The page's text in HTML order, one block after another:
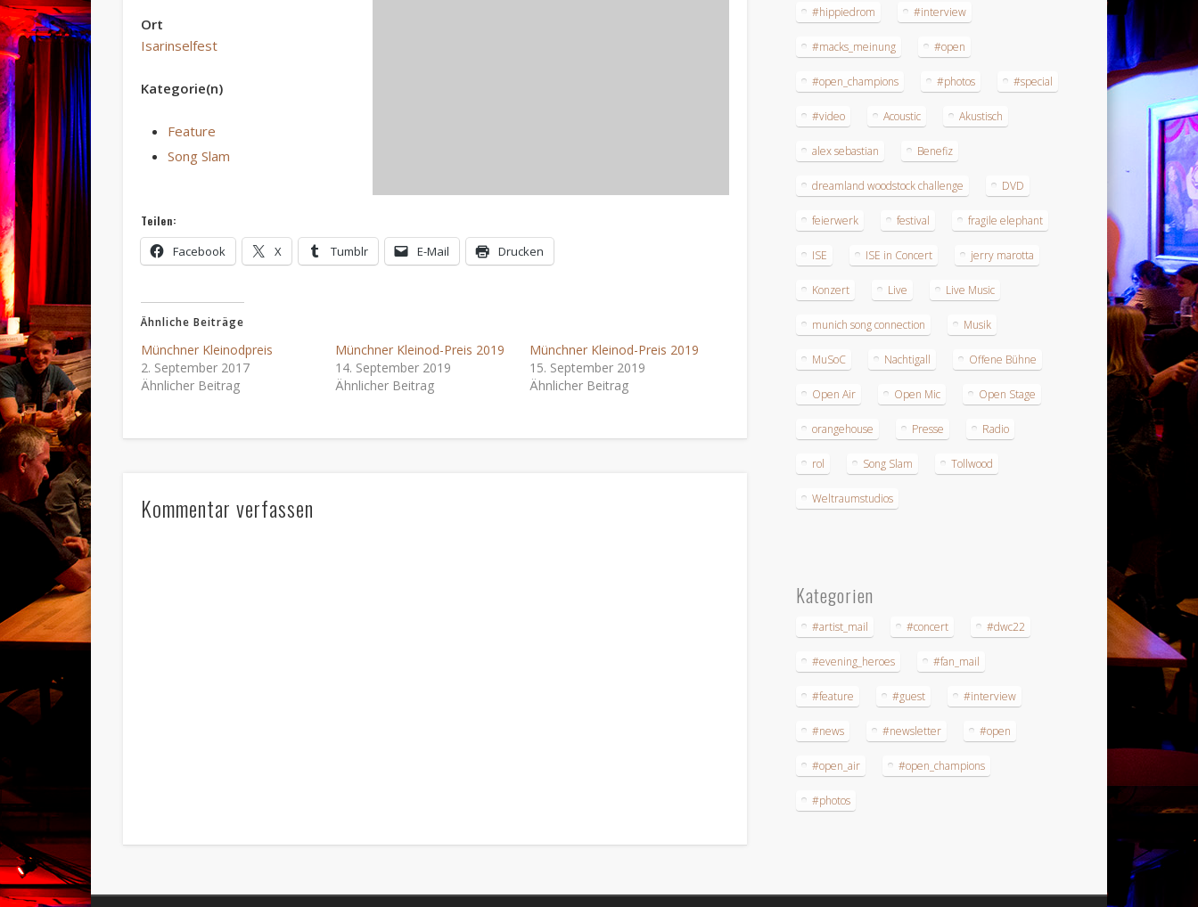
Ort
Isarinselfest
Kategorie(n)
Feature
Song Slam
Teilen:
Facebook X Tumblr E-Mail Drucken
Ähnliche Beiträge
Münchner Kleinodpreis
2. September 2017
Ähnlicher Beitrag
Münchner Kleinod-Preis 2019
14. September 2019
Ähnlicher Beitrag
Münchner Kleinod-Preis 2019
15. September 2019
Ähnlicher Beitrag
Kommentar verfassen
#hippiedrom #interview
#macks_meinung #open
#open_champions #photos #special
#video Acoustic Akustisch
alex sebastian Benefiz
dreamland woodstock challenge DVD
feierwerk festival fragile elephant
ISE ISE in Concert jerry marotta
Konzert Live Live Music
munich song connection Musik
MuSoC Nachtigall Offene Bühne
Open Air Open Mic Open Stage
orangehouse Presse Radio
rol Song Slam Tollwood
Weltraumstudios
Kategorien
#artist_mail #concert #dwc22
#evening_heroes #fan_mail
#feature #guest #interview
#news #newsletter #open
#open_air #open_champions
#photos